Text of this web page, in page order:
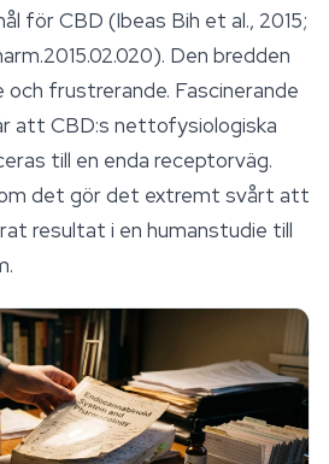
för CBD (Ibeas Bih et al., 2015;
Den bredden
och frustrerande. Fascinerande
att CBD:s nettofysiologiska
till en enda receptorväg.
det gör det extremt svårt att
resultat i en humanstudie till